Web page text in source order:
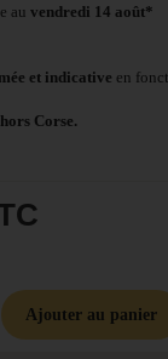
au vendredi 14 août*
et indicative en
Corse.
quantitéla quantité
Ajouter au panier